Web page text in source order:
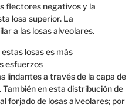
flectores negativosy la
losa superior. La
a las losasalveolares.
estas losases más
esfuerzos
lindantesa través de la capa de
También en esta distribuciónde
forjadode losasalveolares; por